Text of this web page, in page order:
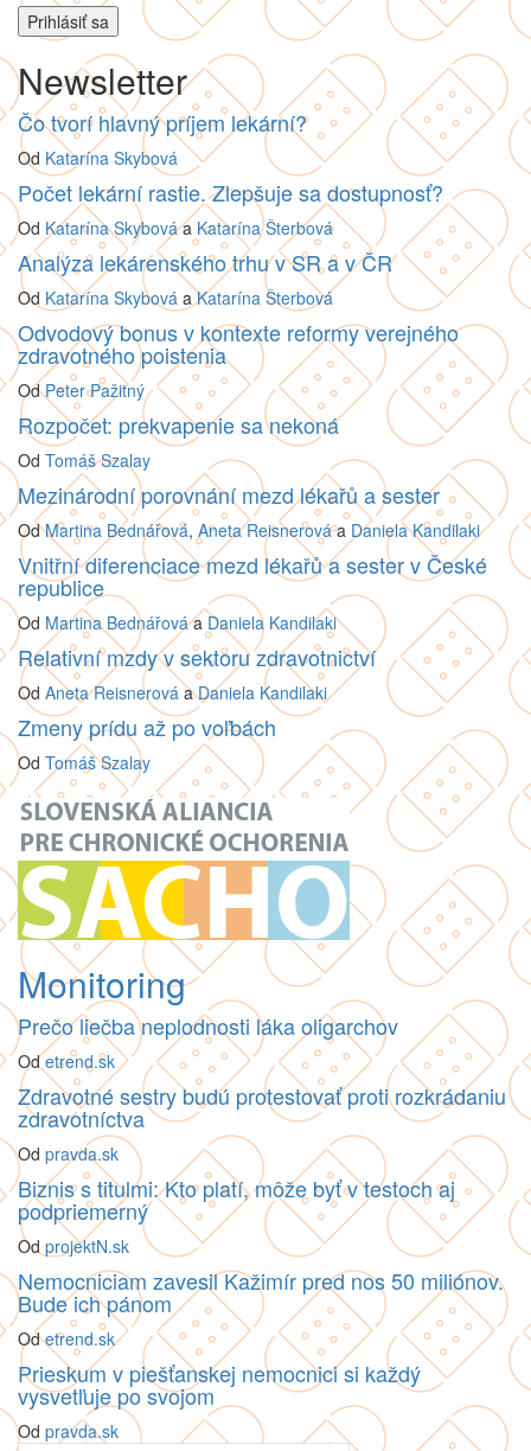
Newsletter
Čo tvorí hlavný príjem lekární?
Od Katarína Skybová
Počet lekární rastie. Zlepšuje sa dostupnosť?
Od Katarína Skybováa Katarína Šterbová
Analýza lekárenského trhu v SR a v ČR
Od Katarína Skybová aKatarína Šterbová
Odvodový bonus v kontexte reformy verejného
zdravotného poistenia
OdPeter Pažitný
Rozpočet: prekvapenie sa nekoná
Od Tomáš Szalay
Mezinárodní porovnání mezd lékařů a sester
OdMartina Bednářová, Aneta Reisnerováa Daniela Kandilaki
Vnitřní diferenciace mezd lékařů a sester v České
republice
Od Martina Bednářováa Daniela Kandilaki
Relativní mzdy v sektoru zdravotnictví
Od Aneta Reisnerová aDaniela Kandilaki
Zmeny prídu až po voľbách
Od Tomáš Szalay
Monitoring
Prečo liečba neplodnosti láka oligarchov
Odetrend.sk
Zdravotné sestry budú protestovať proti rozkrádaniu
zdravotníctva
Od pravda.sk
Biznis s titulmi: Kto platí, môže byť v testoch aj
podpriemerný
Od projektN.sk
Nemocniciam zavesil Kažimír pred nos 50 miliónov.
Bude ich pánom
Odetrend.sk
Prieskum v piešťanskej nemocnici si každý
vysvetľuje po svojom
Od pravda.sk